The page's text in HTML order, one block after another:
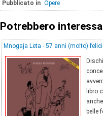
Pubblicato in Opere
Potrebbero
Mnogaja Leta - 57 anni (molto) felici
libro
belle